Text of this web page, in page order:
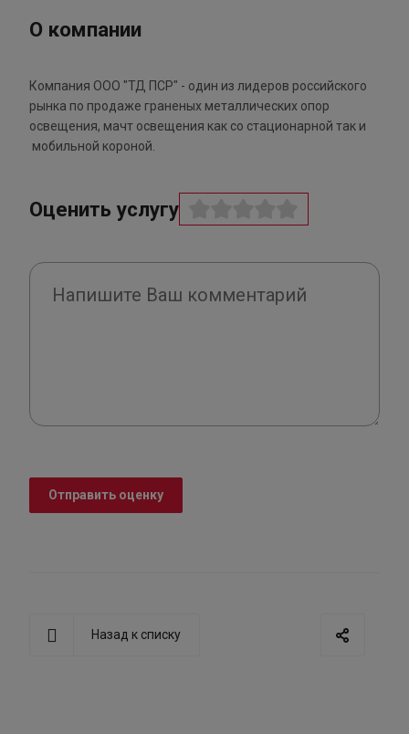
О компании
Компания ООО "ТД ПСР" - один из лидеров российского
рынка по продаже граненых металлических опор
освещения, мачт освещения как со стационарной так и
мобильной короной.
Оценить услугу
Отправить оценку
Назад к списку